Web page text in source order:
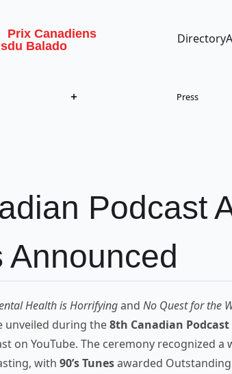
Prix Canadiens
du Balado
Directory
Press
Podcast
Announced
Health is Horrifyingand No Quest for the
unveiled during the8th Canadian
on YouTube. The ceremony recognized a
with 90’s Tunesawarded